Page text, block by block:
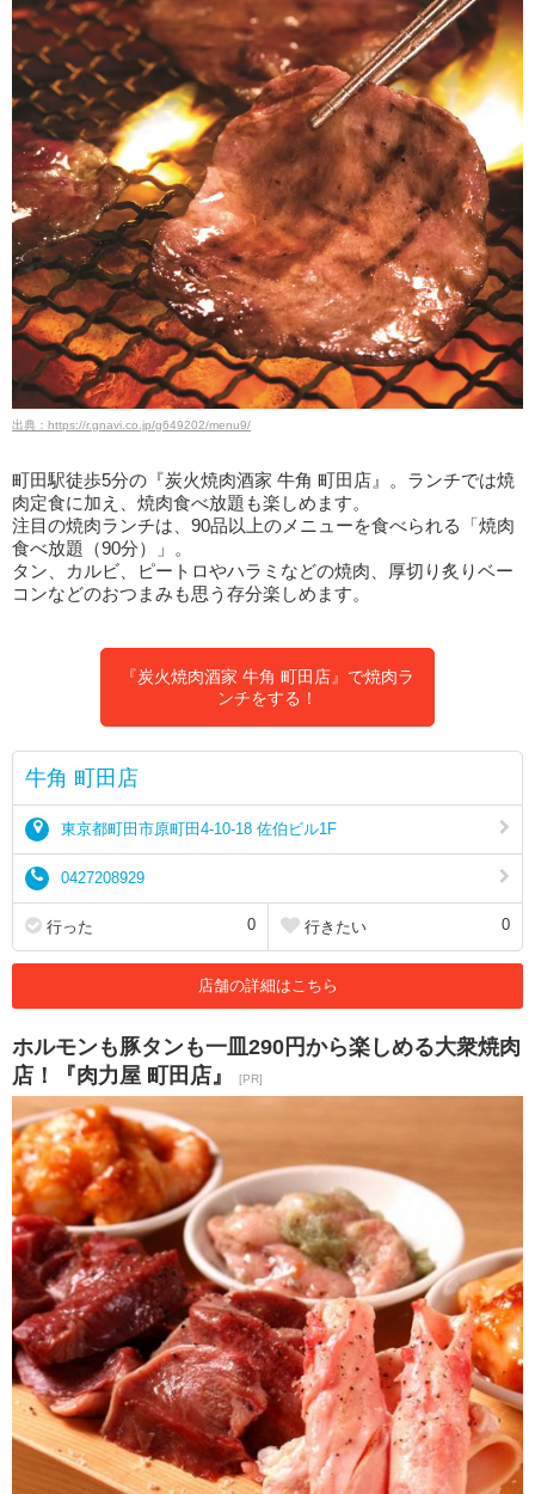
出典：https://r.gnavi.co.jp/g649202/menu9/
町田駅徒歩5分の『炭火焼肉酒家 牛角 町田店』。ランチでは焼
肉定食に加え、焼肉食べ放題も楽しめます。
注目の焼肉ランチは、90品以上のメニューを食べられる「焼肉
食べ放題（90分）」。
タン、カルビ、ピートロやハラミなどの焼肉、厚切り炙りベー
コンなどのおつまみも思う存分楽しめます。
『炭火焼肉酒家 牛角 町田店』で焼肉ラ
ンチをする！
牛角 町田店
東京都町田市原町田4-10-18 佐伯ビル1F
0427208929
行った 0 行きたい 0
店舗の詳細はこちら
ホルモンも豚タンも一皿290円から楽しめる大衆焼肉
店！『肉力屋 町田店』
[PR]